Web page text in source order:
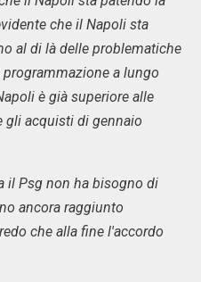
che il Napoli sta
al di là delle problematiche
a lungo
è già superiore alle
gli acquisti di gennaio
il Psg non ha bisogno di
ancora raggiunto
che alla fine l'accordo